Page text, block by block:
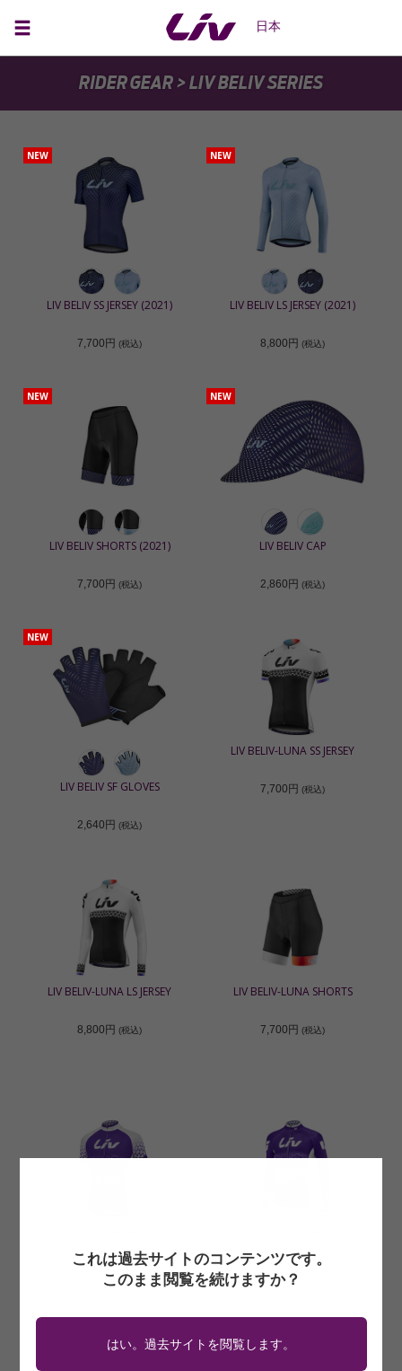
日本
RIDER GEAR> Liv BELIV SERIES
NEW
LIV BELIV SS JERSEY (2021)
7,700円 (税込)
NEW
LIV BELIV LS JERSEY (2021)
8,800円 (税込)
NEW
LIV BELIV SHORTS (2021)
7,700円 (税込)
NEW
LIV BELIV CAP
2,860円 (税込)
NEW
LIV BELIV SF GLOVES
2,640円 (税込)
LIV BELIV-LUNA SS JERSEY
7,700円 (税込)
LIV BELIV-LUNA LS JERSEY
8,800円 (税込)
LIV BELIV-LUNA SHORTS
7,700円 (税込)
7,700円 (税込) 8,800円
これは過去サイトのコンテンツです。
このまま閲覧を続けますか？
はい。過去サイトを閲覧します。